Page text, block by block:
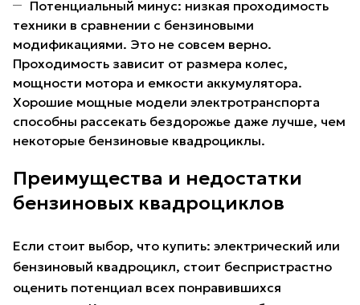
Потенциальный минус: низкая проходимость
техники в сравнении с бензиновыми
модификациями. Это не совсем верно.
Проходимость зависит от размера колес,
мощности мотора и емкости аккумулятора.
Хорошие мощные модели электротранспорта
способны рассекать бездорожье даже лучше, чем
некоторые бензиновые квадроциклы.
Преимущества и недостатки
бензиновых квадроциклов
Если стоит выбор, что купить: электрический или
бензиновый квадроцикл, стоит беспристрастно
оценить потенциал всех понравившихся